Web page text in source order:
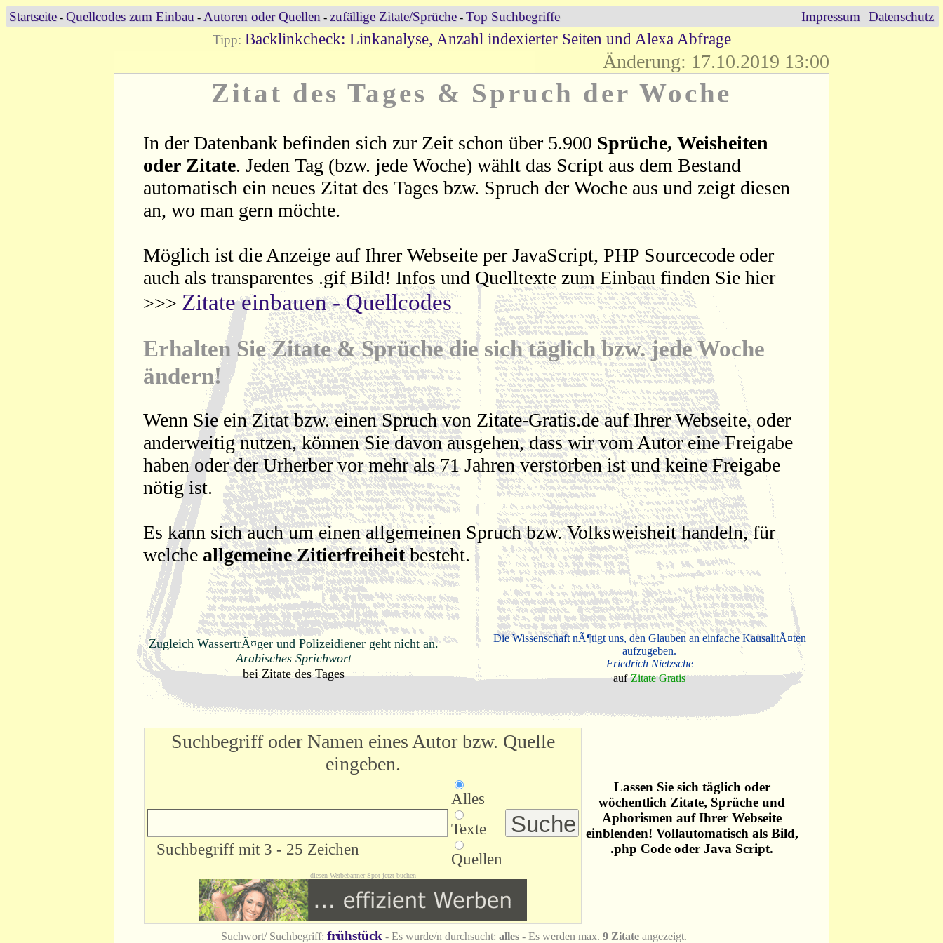
Startseite - Quellcodes zum Einbau - Autoren oder Quellen - zufällige Zitate/Sprüche - Top Suchbegriffe Impressum
Datenschutz
Tipp: Backlinkcheck: Linkanalyse, Anzahl indexierter Seiten und Alexa Abfrage
Änderung: 17.10.2019 13:00
Zitat des Tages & Spruch der Woche
In der Datenbank befinden sich zur Zeit schon über 5.900 Sprüche, Weisheiten
oder Zitate. Jeden Tag (bzw. jede Woche) wählt das Script aus dem Bestand
automatisch ein neues Zitat des Tages bzw. Spruch der Woche aus und zeigt diesen
an, wo man gern möchte.
Möglich ist die Anzeige auf Ihrer Webseite per JavaScript, PHP Sourcecode oder
auch als transparentes .gif Bild! Infos und Quelltexte zum Einbau finden Sie hier
>>> Zitate einbauen - Quellcodes
Erhalten Sie Zitate & Sprüche die sich täglich bzw. jede Woche
ändern!
Wenn Sie ein Zitat bzw. einen Spruch von Zitate-Gratis.de auf Ihrer Webseite, oder
anderweitig nutzen, können Sie davon ausgehen, dass wir vom Autor eine Freigabe
haben oder der Urherber vor mehr als 71 Jahren verstorben ist und keine Freigabe
nötig ist.
Es kann sich auch um einen allgemeinen Spruch bzw. Volksweisheit handeln, für
welche allgemeine Zitierfreiheitbesteht.
Zugleich WassertrÃ¤ger und Polizeidiener geht nicht an.
Arabisches Sprichwort
bei Zitate des Tages
Die Wissenschaft nÃ¶tigt uns, den Glauben an einfache KausalitÃ¤ten
aufzugeben.
Friedrich Nietzsche
auf Zitate Gratis
Suchbegriff oder Namen eines Autor bzw. Quelle
eingeben.
Suchbegriff mit 3 - 25 Zeichen
Alles
Texte
Quellen
diesen Werbebanner Spot jetzt buchen
Lassen Sie sich täglich oder
wöchentlich Zitate, Sprüche und
Aphorismen auf Ihrer Webseite
einblenden! Vollautomatisch als Bild,
.php Code oder Java Script.
Suchwort/ Suchbegriff: frühstück - Es wurde/n durchsucht: alles- Es werden max. 9 Zitateangezeigt.